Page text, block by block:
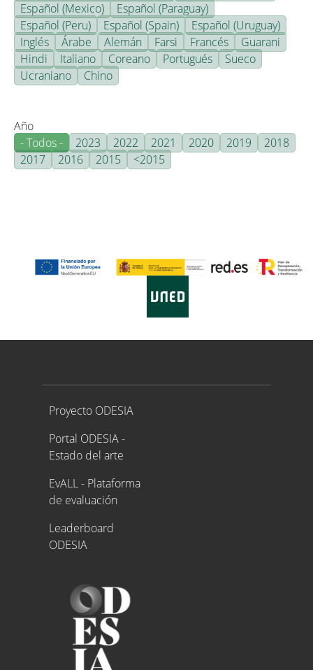
Español (Mexico)
Español (Paraguay)
Español (Peru)
Español (Spain)
Español (Uruguay)
Inglés
Árabe Alemán Farsi Francés
Guarani
Hindi
Italiano Coreano Portugués
Sueco
Ucraniano
Chino
Año
- Todos -
2023 2022 2021 2020 2019
2018
2017
2016 2015 <2015
Proyecto ODESIA
Proyecto ODESIA
Portal ODESIA -
Estado del arte
EvALL - Plataforma
de evaluación
Leaderboard
ODESIA